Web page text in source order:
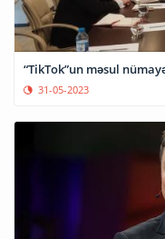
“TikTok”un məsul
31-05-2023